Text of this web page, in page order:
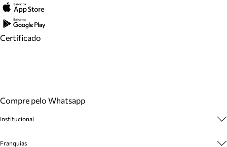
Certificado
Compre pelo Whatsapp
Institucional
Franquias